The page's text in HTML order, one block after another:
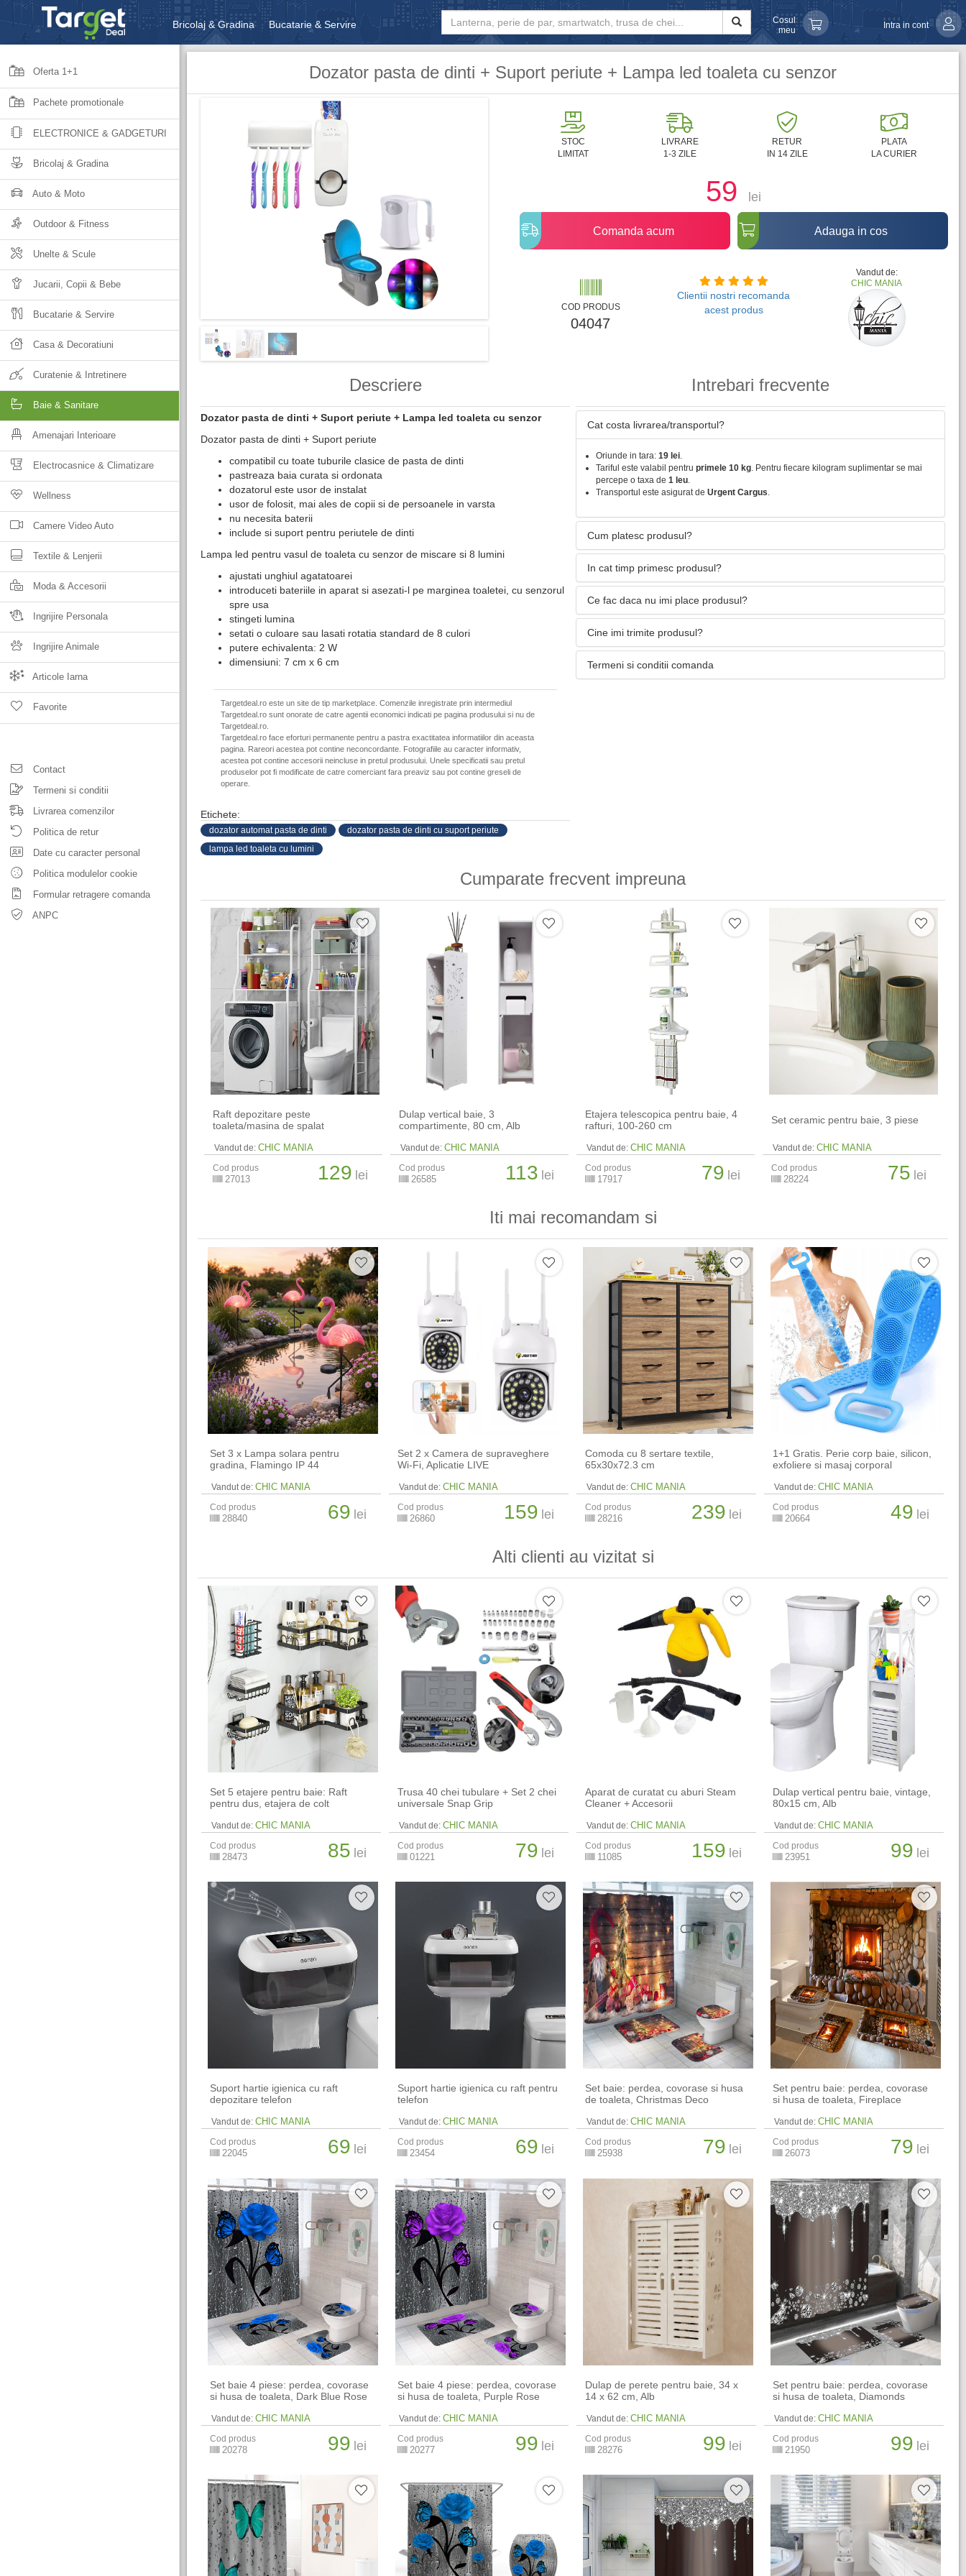
Bricolaj & Gradina Bucatarie & Servire
Unelte & Scule Jucarii, Copii & Bebe
Cosul
meu
Intra in cont
Oferta 1+1
Pachete promotionale
ELECTRONICE & GADGETURI
Bricolaj & Gradina
Auto & Moto
Outdoor & Fitness
Unelte & Scule
Jucarii, Copii & Bebe
Bucatarie & Servire
Casa & Decoratiuni
Curatenie & Intretinere
Baie & Sanitare
Amenajari Interioare
Electrocasnice & Climatizare
Wellness
Camere Video Auto
Textile & Lenjerii
Moda & Accesorii
Ingrijire Personala
Ingrijire Animale
Articole Iarna
Favorite
Contact
Termeni si conditii
Livrarea comenzilor
Politica de retur
Date cu caracter personal
Politica modulelor cookie
Formular retragere comanda
ANPC
Dozator pasta de dinti + Suport periute + Lampa led toaleta cu senzor
STOC
LIMITAT
LIVRARE
1-3 ZILE
RETUR
IN 14 ZILE
PLATA
LA CURIER
59 lei
Comanda acum Adauga in cos
COD PRODUS
04047
Clientii nostri recomanda
acest produs
Vandut de:
CHIC MANIA
Descriere
Dozator pasta de dinti + Suport periute + Lampa led toaleta cu senzor
Dozator pasta de dinti + Suport periute
compatibil cu toate tuburile clasice de pasta de dinti
pastreaza baia curata si ordonata
dozatorul este usor de instalat
usor de folosit, mai ales de copii si de persoanele in varsta
nu necesita baterii
include si suport pentru periutele de dinti
Lampa led pentru vasul de toaleta cu senzor de miscare si 8 lumini
ajustati unghiul agatatoarei
introduceti bateriile in aparat si asezati-l pe marginea toaletei, cu senzorul
spre usa
stingeti lumina
setati o culoare sau lasati rotatia standard de 8 culori
putere echivalenta: 2 W
dimensiuni: 7 cm x 6 cm
Targetdeal.ro este un site de tip marketplace. Comenzile inregistrate prin intermediul
Targetdeal.ro sunt onorate de catre agentii economici indicati pe pagina produsului si nu de
Targetdeal.ro.
Targetdeal.ro face eforturi permanente pentru a pastra exactitatea informatiilor din aceasta
pagina. Rareori acestea pot contine neconcordante. Fotografiile au caracter informativ,
acestea pot contine accesorii neincluse in pretul produsului. Unele specificatii sau pretul
produselor pot fi modificate de catre comerciant fara preaviz sau pot contine greseli de
operare.
Etichete:
dozator automat pasta de dinti
dozator pasta de dinti cu suport periute
lampa led toaleta cu lumini
Intrebari frecvente
Cat costa livrarea/transportul?
Oriunde in tara: 19 lei.
Tariful este valabil pentru primele 10 kg. Pentru fiecare kilogram suplimentar se mai
percepe o taxa de 1 leu.
Transportul este asigurat de Urgent Cargus.
Cum platesc produsul?
In cat timp primesc produsul?
Ce fac daca nu imi place produsul?
Cine imi trimite produsul?
Termeni si conditii comanda
Cumparate frecvent impreuna
Raft depozitare peste
toaleta/masina de spalat
Vandut de: CHIC MANIA
Cod produs
27013 129 lei
Dulap vertical baie, 3
compartimente, 80 cm, Alb
Vandut de: CHIC MANIA
Cod produs
26585 113 lei
Etajera telescopica pentru baie, 4
rafturi, 100-260 cm
Vandut de: CHIC MANIA
Cod produs
17917 79 lei
Set ceramic pentru baie, 3 piese
Vandut de: CHIC MANIA
Cod produs
28224 75 lei
Iti mai recomandam si
Set 3 x Lampa solara pentru
gradina, Flamingo IP 44
Vandut de: CHIC MANIA
Cod produs
28840 69 lei
Set 2 x Camera de supraveghere
Wi-Fi, Aplicatie LIVE
Vandut de: CHIC MANIA
Cod produs
26860 159 lei
Comoda cu 8 sertare textile,
65x30x72.3 cm
Vandut de: CHIC MANIA
Cod produs
28216 239 lei
1+1 Gratis. Perie corp baie, silicon,
exfoliere si masaj corporal
Vandut de: CHIC MANIA
Cod produs
20664 49 lei
Alti clienti au vizitat si
Set 5 etajere pentru baie: Raft
pentru dus, etajera de colt
Vandut de: CHIC MANIA
Cod produs
28473 85 lei
Trusa 40 chei tubulare + Set 2 chei
universale Snap Grip
Vandut de: CHIC MANIA
Cod produs
01221 79 lei
Aparat de curatat cu aburi Steam
Cleaner + Accesorii
Vandut de: CHIC MANIA
Cod produs
11085 159 lei
Dulap vertical pentru baie, vintage,
80x15 cm, Alb
Vandut de: CHIC MANIA
Cod produs
23951 99 lei
Suport hartie igienica cu raft
depozitare telefon
Vandut de: CHIC MANIA
Cod produs
22045 69 lei
Suport hartie igienica cu raft pentru
telefon
Vandut de: CHIC MANIA
Cod produs
23454 69 lei
Set baie: perdea, covorase si husa
de toaleta, Christmas Deco
Vandut de: CHIC MANIA
Cod produs
25938 79 lei
Set pentru baie: perdea, covorase
si husa de toaleta, Fireplace
Vandut de: CHIC MANIA
Cod produs
26073 79 lei
Set baie 4 piese: perdea, covorase
si husa de toaleta, Dark Blue Rose
Vandut de: CHIC MANIA
Cod produs
20278 99 lei
Set baie 4 piese: perdea, covorase
si husa de toaleta, Purple Rose
Vandut de: CHIC MANIA
Cod produs
20277 99 lei
Dulap de perete pentru baie, 34 x
14 x 62 cm​, Alb
Vandut de: CHIC MANIA
Cod produs
28276 99 lei
Set pentru baie: perdea, covorase
si husa de toaleta, Diamonds
Vandut de: CHIC MANIA
Cod produs
21950 99 lei